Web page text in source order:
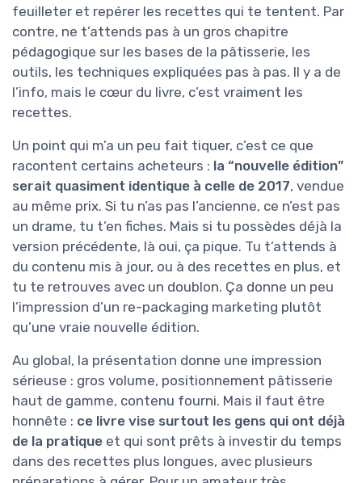
feuilleter et repérer les recettes qui te tentent. Par
contre, ne t’attends pas à un gros chapitre
pédagogique sur les bases de la pâtisserie, les
outils, les techniques expliquées pas à pas. Il y a de
l’info, mais le cœur du livre, c’est vraiment les
recettes.
Un point qui m’a un peu fait tiquer, c’est ce que
racontent certains acheteurs : la “nouvelle édition”
serait quasiment identique à celle de 2017, vendue
au même prix. Si tu n’as pas l’ancienne, ce n’est pas
un drame, tu t’en fiches. Mais si tu possèdes déjà la
version précédente, là oui, ça pique. Tu t’attends à
du contenu mis à jour, ou à des recettes en plus, et
tu te retrouves avec un doublon. Ça donne un peu
l’impression d’un re-packaging marketing plutôt
qu’une vraie nouvelle édition.
Au global, la présentation donne une impression
sérieuse : gros volume, positionnement pâtisserie
haut de gamme, contenu fourni. Mais il faut être
honnête : ce livre vise surtout les gens qui ont déjà
de la pratique et qui sont prêts à investir du temps
dans des recettes plus longues, avec plusieurs